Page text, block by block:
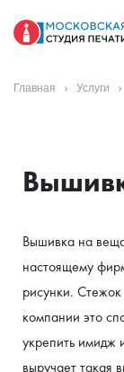
Главная Услуги
Вышивка на
настоящему
рисунки. Стежок
компании это
укрепить имидж
выручает такая